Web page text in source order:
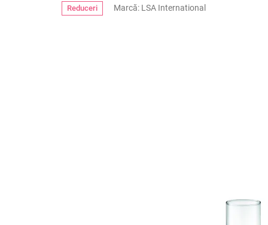
Reduceri Marcă: LSA International